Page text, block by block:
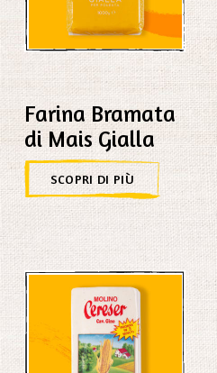
Farina Bramata
di Mais Gialla
SCOPRI DI PIÙ